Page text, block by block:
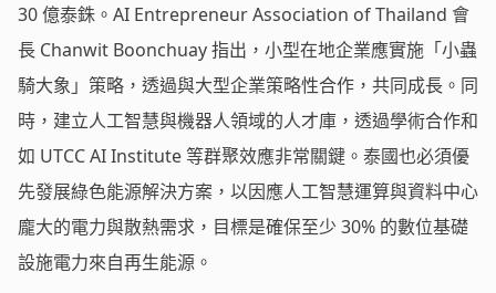
30 億泰銖。AI Entrepreneur Association of Thailand 會
長 Chanwit Boonchuay 指出，小型在地企業應實施「小蟲
騎大象」策略，透過與大型企業策略性合作，共同成長。同
時，建立人工智慧與機器人領域的人才庫，透過學術合作和
如 UTCC AI Institute 等群聚效應非常關鍵。泰國也必須優
先發展綠色能源解決方案，以因應人工智慧運算與資料中心
龐大的電力與散熱需求，目標是確保至少 30% 的數位基礎
設施電力來自再生能源。